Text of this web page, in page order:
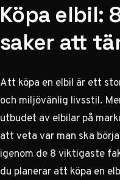
Köpa elbil:
saker att
Att köpa en elbil är ett
och miljövänlig livsstil.
utbudet av elbilar på
att veta var man ska
igenom de 8 viktigaste
du planerar att köpa en